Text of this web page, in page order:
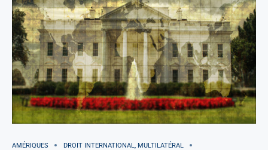
AMÉRIQUES
DROIT INTERNATIONAL, MULTILATÉRAL